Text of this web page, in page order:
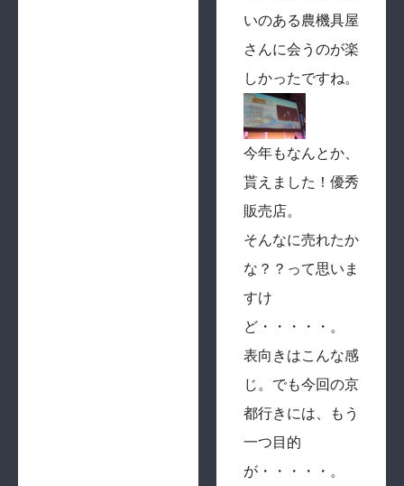
いのある農機具屋
さんに会うのが楽
しかったですね。
今年もなんとか、
貰えました！優秀
販売店。
そんなに売れたか
な？？って思いま
すけ
ど・・・・・。
表向きはこんな感
じ。でも今回の京
都行きには、もう
一つ目的
が・・・・・。